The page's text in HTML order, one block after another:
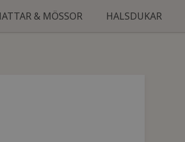
& MÖSSOR HALSDUKAR